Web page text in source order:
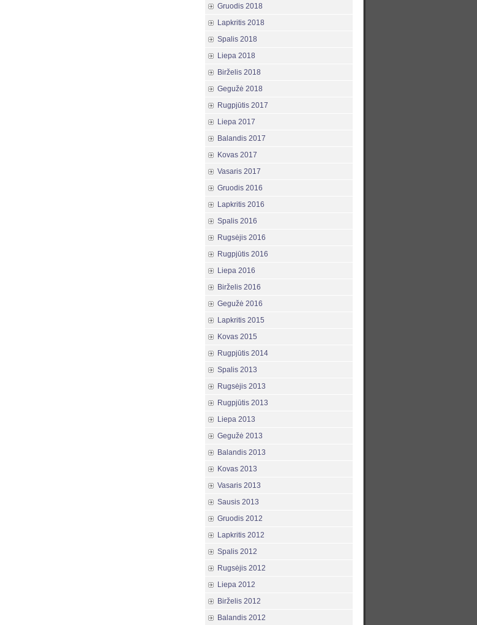
Gruodis 2018
Lapkritis 2018
Spalis 2018
Liepa 2018
Birželis 2018
Gegužė 2018
Rugpjūtis 2017
Liepa 2017
Balandis 2017
Kovas 2017
Vasaris 2017
Gruodis 2016
Lapkritis 2016
Spalis 2016
Rugsėjis 2016
Rugpjūtis 2016
Liepa 2016
Birželis 2016
Gegužė 2016
Lapkritis 2015
Kovas 2015
Rugpjūtis 2014
Spalis 2013
Rugsėjis 2013
Rugpjūtis 2013
Liepa 2013
Gegužė 2013
Balandis 2013
Kovas 2013
Vasaris 2013
Sausis 2013
Gruodis 2012
Lapkritis 2012
Spalis 2012
Rugsėjis 2012
Liepa 2012
Birželis 2012
Balandis 2012